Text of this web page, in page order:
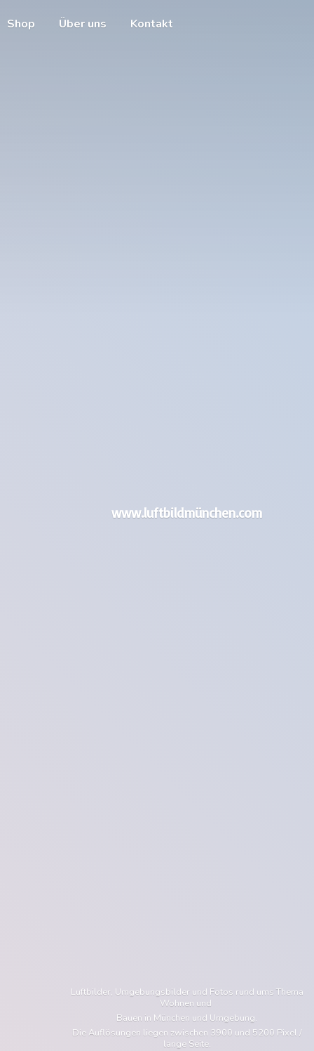
Shop Über uns Kontakt
www.luftbildmünchen.com
Luftbilder, Umgebungsbilder und Fotos rund ums Thema
Wohnen und
Bauen in München und Umgebung.
Die Auflösungen liegen zwischen 3900 und 5200 Pixel /
lange Seite.